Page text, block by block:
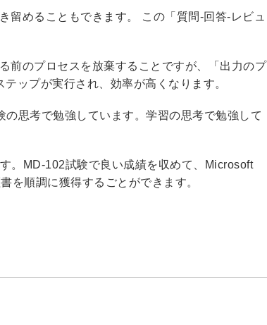
留めることもできます。 この「質問-回答-レビュ
前のプロセスを放棄することですが、「出力のプ
ップが実行され、効率が高くなります。
思考で勉強しています。学習の思考で勉強して
。MD-102試験で良い成績を収めて、Microsoft
順調に獲得するごとができます。